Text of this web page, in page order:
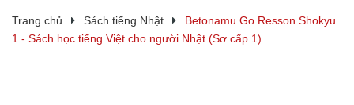
Trang chủ Sách tiếng Nhật
Betonamu Go Resson Shokyu
1 - Sách học tiếng Việt cho người Nhật (Sơ cấp 1)